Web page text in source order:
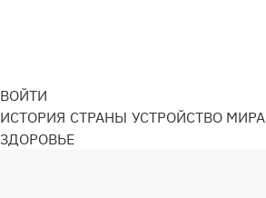
ВОЙТИ
ИСТОРИЯ СТРАНЫ УСТРОЙСТВО МИРА
ЗДОРОВЬЕ